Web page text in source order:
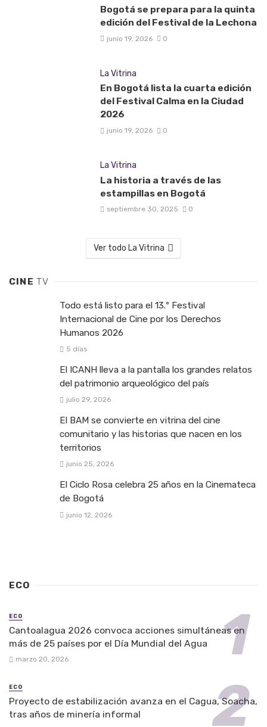
Bogotá se prepara para la quinta
edición del Festival de la Lechona
junio 19, 2026 0
La Vitrina
En Bogotá lista la cuarta edición
del Festival Calma en la Ciudad
2026
junio 19, 2026 0
La Vitrina
La historia a través de las
estampillas en Bogotá
septiembre 30, 2025 0
Ver todo La Vitrina
CINETV
Todo está listo para el 13.º Festival
Internacional de Cine por los Derechos
Humanos 2026
5 días
El ICANH lleva a la pantalla los grandes relatos
del patrimonio arqueológico del país
julio 29, 2026
El BAM se convierte en vitrina del cine
comunitario y las historias que nacen en los
territorios
junio 25, 2026
El Ciclo Rosa celebra 25 años en la Cinemateca
de Bogotá
junio 12, 2026
ECO
ECO
Cantoalagua 2026 convoca acciones simultáneas en
más de 25 países por el Día Mundial del Agua
marzo 20, 2026
ECO
Proyecto de estabilización avanza en el Cagua, Soacha,
tras años de minería informal